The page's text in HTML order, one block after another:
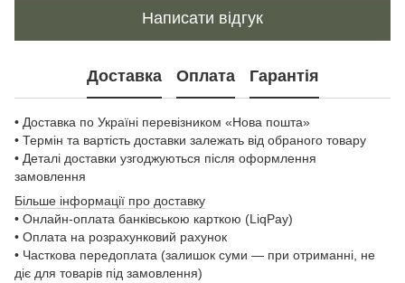
Написати відгук
Доставка Оплата Гарантія
• Доставка по Україні перевізником «Нова пошта»
• Термін та вартість доставки залежать від обраного товару
• Деталі доставки узгоджуються після оформлення
замовлення
Більше інформації про доставку
• Онлайн-оплата банківською карткою (LiqPay)
• Оплата на розрахунковий рахунок
• Часткова передоплата (залишок суми — при отриманні, не
діє для товарів під замовлення)